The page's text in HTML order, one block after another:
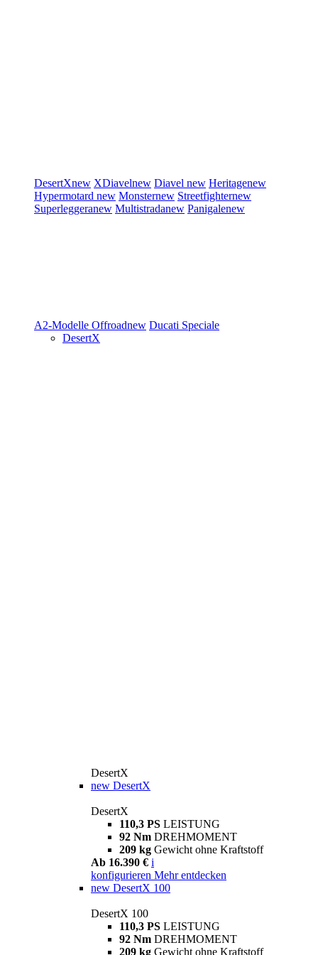
DesertXnew XDiavelnew Diavel new Heritagenew
Hypermotard new Monsternew Streetfighternew
Superleggeranew Multistradanew Panigalenew
A2-Modelle Offroadnew Ducati Speciale
DesertX
DesertX
new DesertX
DesertX
110,3 PS LEISTUNG
92 Nm DREHMOMENT
209 kg Gewicht ohne Kraftstoff
Ab 16.390 € i
konfigurieren Mehr entdecken
new DesertX 100
DesertX 100
110,3 PS LEISTUNG
92 Nm DREHMOMENT
209 kg Gewicht ohne Kraftstoff